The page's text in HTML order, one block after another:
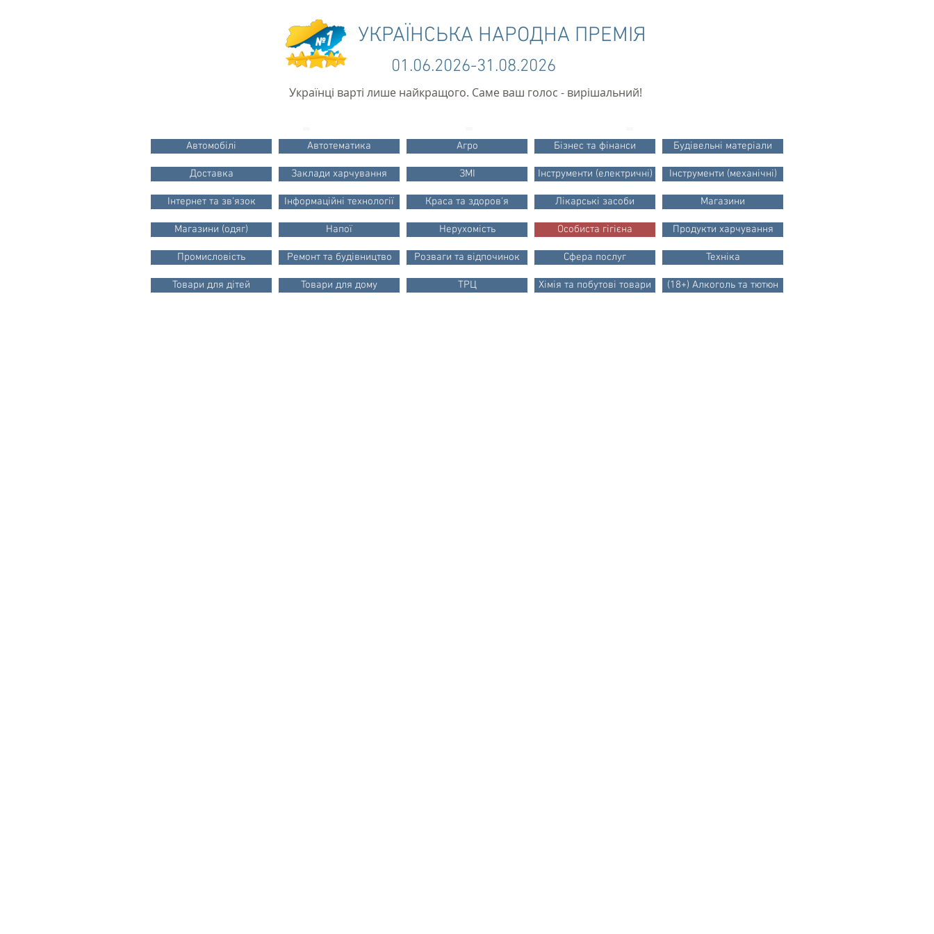
УКРАЇНСЬКА НАРОДНА ПРЕМІЯ
01.06.2026-31.08.2026
Українці варті лише найкращого. Саме ваш голос - вирішальний!
Автомобілі Автотематика Агро Бізнес та фінанси Будівельні матеріали
Доставка Заклади харчування ЗМІ Інструменти (електричні) Інструменти (механічні)
Інтернет та зв'язок Інформаційні технології Краса та здоров'я Лікарські засоби Магазини
Магазини (одяг) Напої Нерухомість Особиста гігієна Продукти харчування
Промисловість Ремонт та будівництво Розваги та відпочинок Сфера послуг Техніка
Товари для дітей Товари для дому ТРЦ Хімія та побутові товари (18+) Алкоголь та тютюн